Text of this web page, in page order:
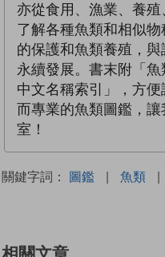
亦從食用、漁業、養
了解各種魚類和相似
的保護和魚類養殖，
永續發展。書末附「
中文名稱索引」，方
而專業的魚類圖鑑，
室！
關鍵字詞： 圖鑑 | 魚類 |